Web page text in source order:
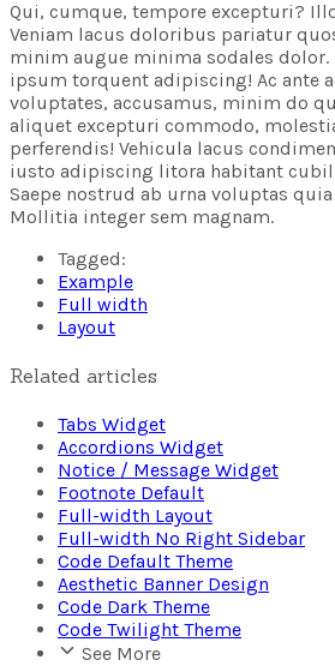
Qui, cumque, tempore excepturi?
Veniam lacus doloribus pariatur
minim augue minima sodales dolor.
ipsum torquent adipiscing! Ac ante
voluptates, accusamus, minim do
aliquet excepturi commodo,
perferendis! Vehicula lacus
iusto adipiscing litora habitant
Saepe nostrud ab urna voluptas
Mollitia integer sem magnam.
Tagged:
Example
Full width
Layout
Related articles
Tabs Widget
Accordions Widget
Notice / Message Widget
Footnote Default
Full-width Layout
Full-width No Right Sidebar
Code Default Theme
Aesthetic Banner Design
Code Dark Theme
Code Twilight Theme
See More